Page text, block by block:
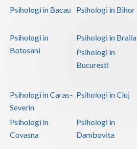
Psihologi in Bacau
Psihologi in Bihor
Psihologi in
Botosani
Psihologi in Braila
Psihologi in
Bucuresti
Psihologi in Caras-
Severin
Psihologi in Cluj
Psihologi in
Covasna
Psihologi in
Dambovita